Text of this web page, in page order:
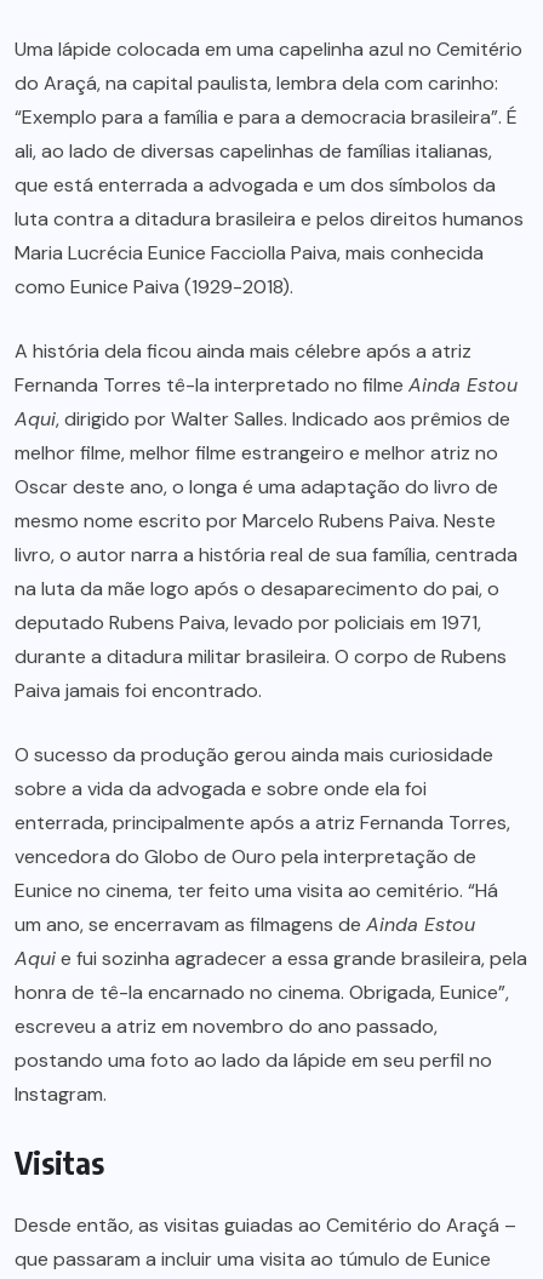
Uma lápide colocada em uma capelinha azul no Cemitério
do Araçá, na capital paulista, lembra dela com carinho:
“Exemplo para a família e para a democracia brasileira”. É
ali, ao lado de diversas capelinhas de famílias italianas,
que está enterrada a advogada e um dos símbolos da
luta contra a ditadura brasileira e pelos direitos humanos
Maria Lucrécia Eunice Facciolla Paiva, mais conhecida
como Eunice Paiva (1929-2018).
A história dela ficou ainda mais célebre após a atriz
Fernanda Torres tê-la interpretado no filme Ainda Estou
Aqui, dirigido por Walter Salles. Indicado aos prêmios de
melhor filme, melhor filme estrangeiro e melhor atriz no
Oscar deste ano, o longa é uma adaptação do livro de
mesmo nome escrito por Marcelo Rubens Paiva. Neste
livro, o autor narra a história real de sua família, centrada
na luta da mãe logo após o desaparecimento do pai, o
deputado Rubens Paiva, levado por policiais em 1971,
durante a ditadura militar brasileira. O corpo de Rubens
Paiva jamais foi encontrado.
O sucesso da produção gerou ainda mais curiosidade
sobre a vida da advogada e sobre onde ela foi
enterrada, principalmente após a atriz Fernanda Torres,
vencedora do Globo de Ouro pela interpretação de
Eunice no cinema, ter feito uma visita ao cemitério. “Há
um ano, se encerravam as filmagens de Ainda Estou
Aquie fui sozinha agradecer a essa grande brasileira, pela
honra de tê-la encarnado no cinema. Obrigada, Eunice”,
escreveu a atriz em novembro do ano passado,
postando uma foto ao lado da lápide em seu perfil no
Instagram.
Visitas
Desde então, as visitas guiadas ao Cemitério do Araçá –
que passaram a incluir uma visita ao túmulo de Eunice